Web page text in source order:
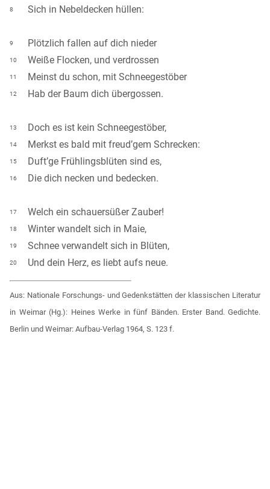
8 Sich in Nebeldecken hüllen:
9 Plötzlich fallen auf dich nieder
10 Weiße Flocken, und verdrossen
11 Meinst du schon, mit Schneegestöber
12 Hab der Baum dich übergossen.
13 Doch es ist kein Schneegestöber,
14 Merkst es bald mit freud’gem Schrecken:
15 Duft’ge Frühlingsblüten sind es,
16 Die dich necken und bedecken.
17 Welch ein schauersüßer Zauber!
18 Winter wandelt sich in Maie,
19 Schnee verwandelt sich in Blüten,
20 Und dein Herz, es liebt aufs neue.
Aus: Nationale Forschungs- und Gedenkstätten der klassischen Literatur
in Weimar (Hg.): Heines Werke in fünf Bänden. Erster Band. Gedichte.
Berlin und Weimar: Aufbau-Verlag 1964, S. 123 f.